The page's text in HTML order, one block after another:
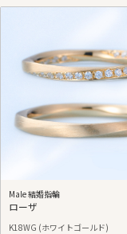
Male 結婚指輪
ローザ
K18WG (ホワイトゴールド)